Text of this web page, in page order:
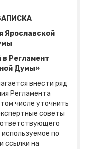
Ярославской
в Регламент
Думы»
внести ряд
Регламента
числе уточнить
советы
по
ссылки на